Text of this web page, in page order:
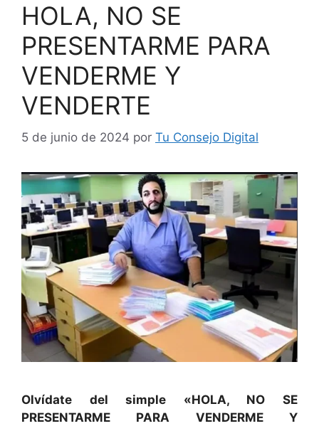
HOLA, NO SE
PRESENTARME PARA
VENDERME Y
VENDERTE
5 de junio de 2024 por Tu Consejo Digital
Olvídate del simple «HOLA, NO SE
PRESENTARME PARA VENDERME Y